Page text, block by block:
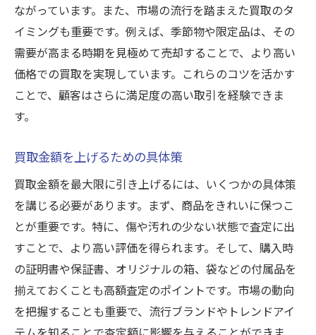
ながっています。また、市場の流行を踏まえた買取のタ
イミングも重要です。例えば、季節物や限定品は、その
需要が高まる時期を見極めて売却することで、より高い
価格での買取を実現しています。これらのコツを活かす
ことで、顧客はさらに満足度の高い取引を経験できま
す。
買取金額を上げるための具体策
買取金額を最大限に引き上げるには、いくつかの具体策
を講じる必要があります。まず、商品をきれいに保つこ
とが重要です。特に、傷や汚れの少ない状態で査定に出
すことで、より高い評価を得られます。そして、購入時
の証明書や保証書、オリジナルの箱、袋などの付属品を
揃えておくことも高額査定のポイントです。市場の動向
を把握することも重要で、流行ブランドやトレンドアイ